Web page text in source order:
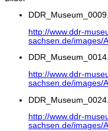
http://www.ddr-
sachsen.de/images/
http://www.ddr-
sachsen.de/images/
http://www.ddr-
sachsen.de/images/